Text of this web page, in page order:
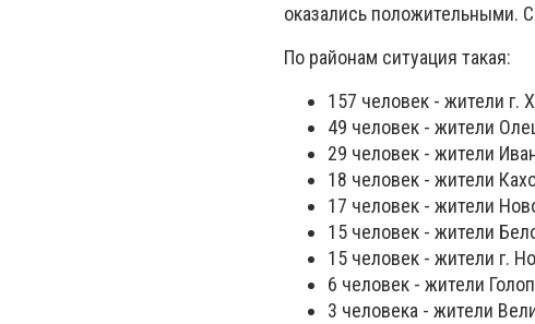
оказались положительными.
По районам ситуация такая:
157 человек - жители г.
49 человек - жители
29 человек - жители
18 человек - жители
17 человек - жители
15 человек - жители
15 человек - жители г.
6 человек - жители
3 человека - жители